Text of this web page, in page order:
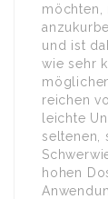
möchten,
und ist
wie sehr
reichen
leichte
seltenen,
hohen